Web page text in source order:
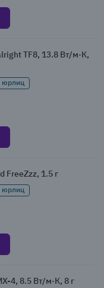
TF8, 13.8 Вт/м·К,
юрлиц
FreeZzz, 1.5 г
юрлиц
4, 8.5 Вт/м·К, 8 г